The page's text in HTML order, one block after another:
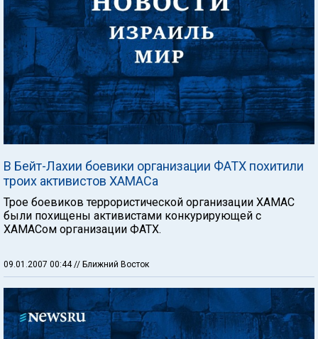
В Бейт-Лахии боевики организации ФАТХ похитили
троих активистов ХАМАСа
Трое боевиков террористической организации ХАМАС
были похищены активистами конкурирующей с
ХАМАСом организации ФАТХ.
09.01.2007 00:44 // Ближний Восток